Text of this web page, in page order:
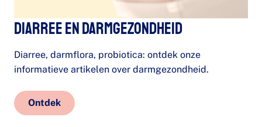
Diarree en darmgezondheid
Diarree, darmflora, probiotica: ontdek onze
informatieve artikelen over darmgezondheid.
Ontdek